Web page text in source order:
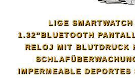
LIGE
1.32″BLUETOOTH
RELOJ MIT BLUTDRUCK
IMPERMEABLE DEPORTES